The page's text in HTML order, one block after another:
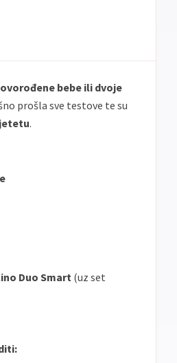
bebe ili dvoje
prošla sve testove te su
.
Duo Smart (uz set